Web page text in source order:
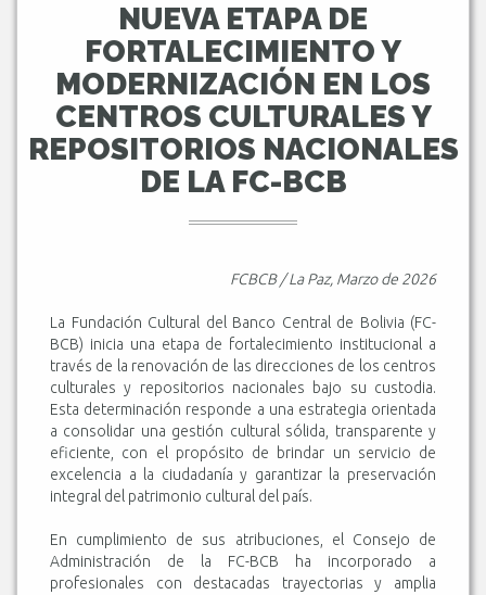
NUEVA ETAPA DE
FORTALECIMIENTO Y
MODERNIZACIÓN EN LOS
CENTROS CULTURALES Y
REPOSITORIOS NACIONALES
DE LA FC-BCB
FCBCB / La Paz, Marzo de 2026
La Fundación Cultural del Banco Central de Bolivia (FC-
BCB) inicia una etapa de fortalecimiento institucional a
través de la renovación de las direcciones de los centros
culturales y repositorios nacionales bajo su custodia.
Esta determinación responde a una estrategia orientada
a consolidar una gestión cultural sólida, transparente y
eficiente, con el propósito de brindar un servicio de
excelencia a la ciudadanía y garantizar la preservación
integral del patrimonio cultural del país.
En cumplimiento de sus atribuciones, el Consejo de
Administración de la FC-BCB ha incorporado a
profesionales con destacadas trayectorias y amplia